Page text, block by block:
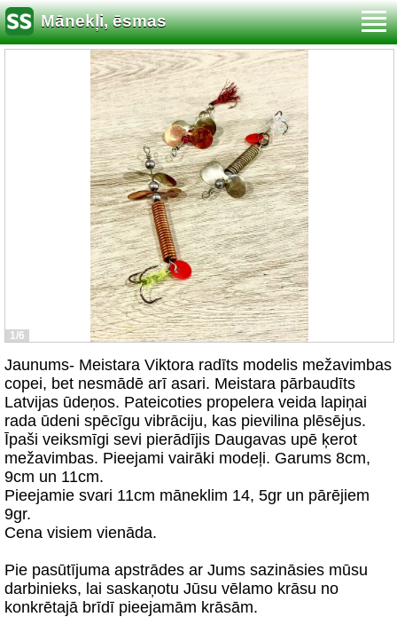
Mānekļi, ēsmas
1/6
Jaunums- Meistara Viktora radīts modelis mežavimbas
copei, bet nesmādē arī asari. Meistara pārbaudīts
Latvijas ūdeņos. Pateicoties propelera veida lapiņai
rada ūdeni spēcīgu vibrāciju, kas pievilina plēsējus.
Īpaši veiksmīgi sevi pierādījis Daugavas upē ķerot
mežavimbas. Pieejami vairāki modeļi. Garums 8cm,
9cm un 11cm.
Pieejamie svari 11cm māneklim 14, 5gr un pārējiem
9gr.
Cena visiem vienāda.
Pie pasūtījuma apstrādes ar Jums sazināsies mūsu
darbinieks, lai saskaņotu Jūsu vēlamo krāsu no
konkrētajā brīdī pieejamām krāsām.